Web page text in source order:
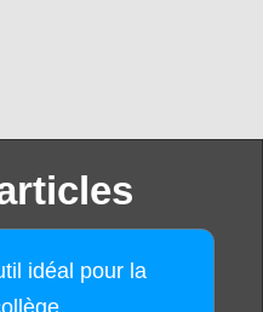
idéal pour la